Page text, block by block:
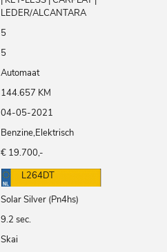
LEDER/ALCANTARA
5
5
Automaat
144.657 KM
04-05-2021
Benzine,Elektrisch
€ 19.700,-
L264DT
Solar Silver (Pn4hs)
9.2 sec.
Skai